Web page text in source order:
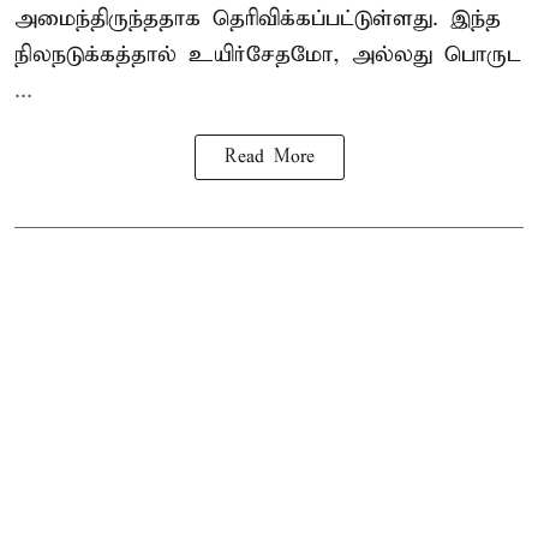
அமைந்திருந்ததாக தெரிவிக்கப்பட்டுள்ளது. இந்த
நிலநடுக்கத்தால் உயிர்சேதமோ, அல்லது பொருட
...
Read More